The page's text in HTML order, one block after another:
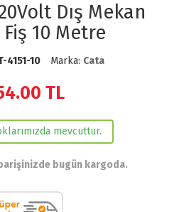
Dış Mekan
10 Metre
4151-10 Marka: Cata
TL
mevcuttur.
bugün kargoda.